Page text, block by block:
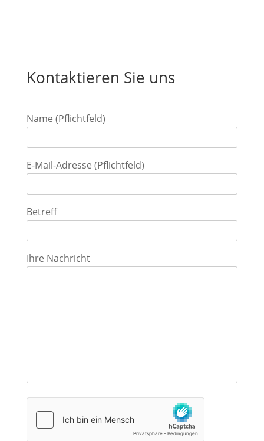
Kontaktieren Sie uns
Name (Pflichtfeld)
E-Mail-Adresse (Pflichtfeld)
Betreff
Ihre Nachricht